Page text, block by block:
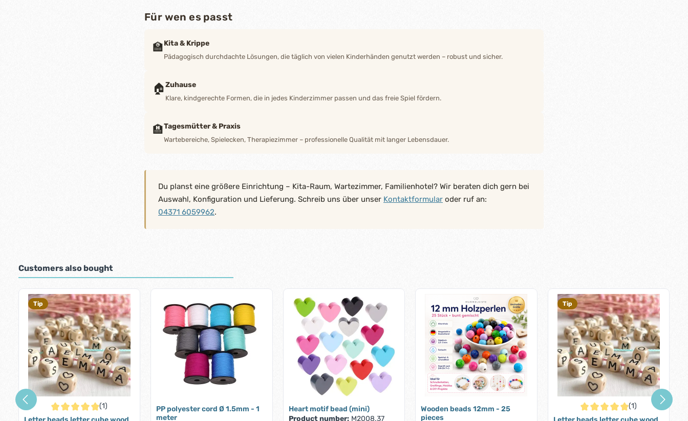
Für wen es passt
🏫Kita & Krippe
Pädagogisch durchdachte Lösungen, die täglich von vielen Kinderhänden genutzt werden – robust und sicher.
🏠Zuhause
Klare, kindgerechte Formen, die in jedes Kinderzimmer passen und das freie Spiel fördern.
🏨Tagesmütter & Praxis
Wartebereiche, Spielecken, Therapiezimmer – professionelle Qualität mit langer Lebensdauer.
Du planst eine größere Einrichtung – Kita-Raum, Wartezimmer, Familienhotel? Wir beraten dich gern bei
Auswahl, Konfiguration und Lieferung. Schreib uns über unser Kontaktformular oder ruf an:
04371 6059962.
Customers also bought
Skip product gallery
Tip
Average rating of 5 out of 5 stars
(1)
PP polyester cord Ø 1.5mm - 1
meter
Heart motif bead (mini)
Product number: M2008.37
Wooden beads 12mm - 25
pieces
Tip
Average rating of 5 out of 5 stars
(1)